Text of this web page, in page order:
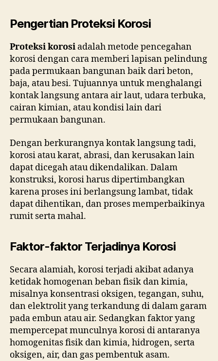
Pengertian Proteksi Korosi
Proteksi korosi adalah metode pencegahan
korosi dengan cara memberi lapisan pelindung
pada permukaan bangunan baik dari beton,
baja, atau besi. Tujuannya untuk menghalangi
kontak langsung antara air laut, udara terbuka,
cairan kimian, atau kondisi lain dari
permukaan bangunan.
Dengan berkurangnya kontak langsung tadi,
korosi atau karat, abrasi, dan kerusakan lain
dapat dicegah atau dikendalikan. Dalam
konstruksi, korosi harus dipertimbangkan
karena proses ini berlangsung lambat, tidak
dapat dihentikan, dan proses memperbaikinya
rumit serta mahal.
Faktor-faktor Terjadinya Korosi
Secara alamiah, korosi terjadi akibat adanya
ketidak homogenan beban fisik dan kimia,
misalnya konsentrasi oksigen, tegangan, suhu,
dan elektrolit yang terkandung di dalam garam
pada embun atau air. Sedangkan faktor yang
mempercepat munculnya korosi di antaranya
homogenitas fisik dan kimia, hidrogen, serta
oksigen, air, dan gas pembentuk asam.